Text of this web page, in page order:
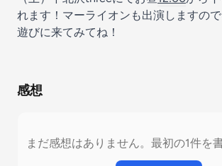
れます！マーライオンも出演しますの
遊びに来てみてね！
感想
まだ感想はありません。最初の1件を